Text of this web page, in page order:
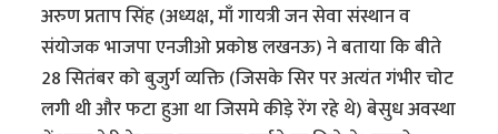
अरुण प्रताप सिंह (अध्यक्ष, माँ गायत्री जन सेवा संस्थान व
संयोजक भाजपा एनजीओ प्रकोष्ठ लखनऊ) ने बताया कि बीते
28 सितंबर को बुजुर्ग व्यक्ति (जिसके सिर पर अत्यंत गंभीर चोट
लगी थी और फटा हुआ था जिसमे कीड़े रेंग रहे थे) बेसुध अवस्था